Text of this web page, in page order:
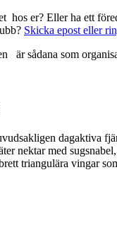
hos er? Eller ha ett
Skicka epost eller
är sådana som
dagaktiva
nektar med
triangulära vingar